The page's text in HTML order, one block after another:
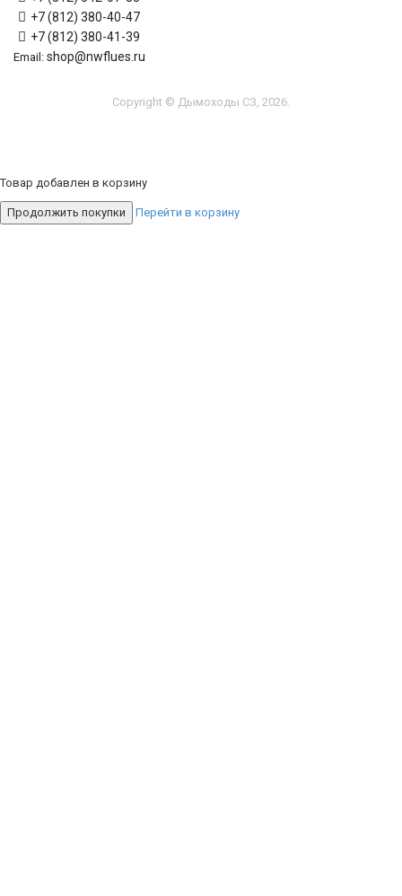
+7 (812) 380-40-47
+7 (812) 380-41-39
Email: shop@nwflues.ru
Copyright © Дымоходы СЗ, 2026.
Товар добавлен в корзину
Продолжить покупки Перейти в корзину